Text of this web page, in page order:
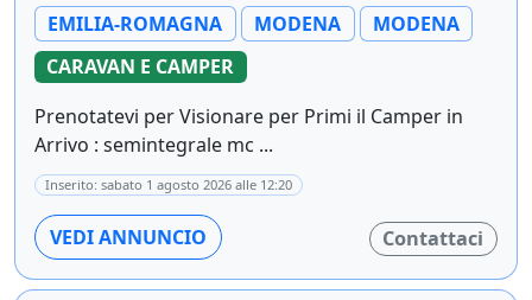
EMILIA-ROMAGNA MODENA
MODENA
CARAVAN E CAMPER
Prenotatevi per Visionare per Primi il Camper in
Arrivo : semintegrale mc ...
Inserito: sabato 1 agosto 2026 alle 12:20
VEDI ANNUNCIO Contattaci